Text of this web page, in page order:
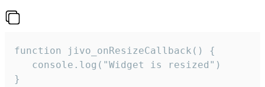
function jivo_onResizeCallback() {
   console.log("Widget is resized")
}